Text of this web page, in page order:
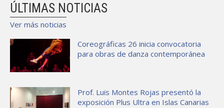
ÚLTIMAS NOTICIAS
Ver más noticias
Coreográficas 26 inicia convocatoria
para obras de danza contemporánea
Prof. Luis Montes Rojas presentó la
exposición Plus Ultra en Islas Canarias